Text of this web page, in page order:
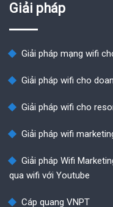
Giải pháp
Giải pháp mạng wifi
Giải pháp wifi cho
Giải pháp wifi cho
Giải pháp wifi
Giải pháp Wifi
qua wifi với Youtube
Cáp quang VNPT